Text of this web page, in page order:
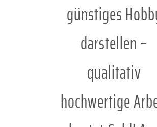
günstiges
darstellen –
qualitativ
hochwertige